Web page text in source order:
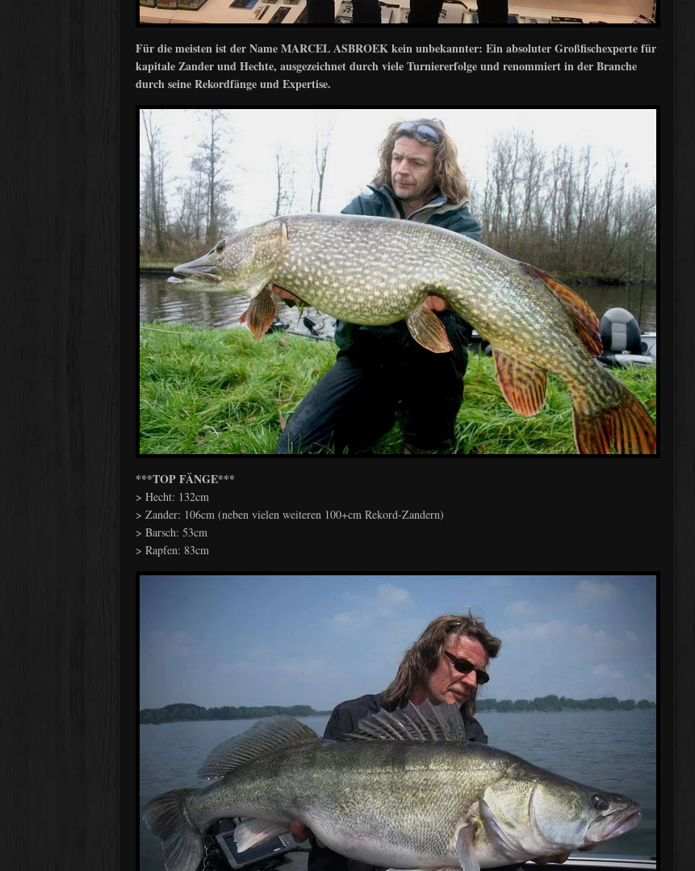
Für die meisten ist der Name MARCEL ASBROEK kein unbekannter: Ein absoluter Großfischexperte für
kapitale Zander und Hechte, ausgezeichnet durch viele Turniererfolge und renommiert in der Branche
durch seine Rekordfänge und Expertise.
***TOP FÄNGE***
> Hecht: 132cm
> Zander: 106cm (neben vielen weiteren 100+cm Rekord-Zandern)
> Barsch: 53cm
> Rapfen: 83cm